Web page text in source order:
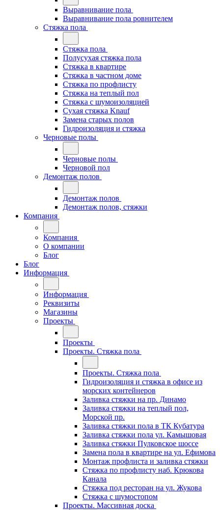
Выравнивание пола
Выравнивание пола ровнителем
Стяжка пола
Стяжка пола
Полусухая стяжка пола
Стяжка в квартире
Стяжка в частном доме
Стяжка по профлисту
Стяжка на теплый пол
Стяжка с шумоизоляцией
Сухая стяжка Knauf
Замена старых полов
Гидроизоляция и стяжка
Черновые полы
Черновые полы
Черновой пол
Демонтаж полов
Демонтаж полов
Демонтаж полов, стяжки
Компания
Компания
О компании
Блог
Блог
Информация
Информация
Реквизиты
Магазины
Проекты
Проекты
Проекты. Стяжка пола
Проекты. Стяжка пола
Гидроизоляция и стяжка в офисе из
морских контейнеров
Заливка стяжки на пр. Динамо
Заливка стяжки на теплый пол,
Морской пр.
Заливка стяжки пола в ТК Кубатура
Заливка стяжки пола ул. Камышовая
Заливка стяжки Пулковское шоссе
Замена пола в квартире на ул. Ефимова
Монтаж профлиста и заливка стяжки
Стяжка по профлисту наб. Крюкова
Канала
Стяжка под ресторан на ул. Жукова
Стяжка с шумостопом
Проекты. Массивная доска